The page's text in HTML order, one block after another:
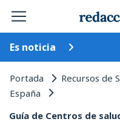
Es noticia
Portada Recursos de
España
Guía de Centros de